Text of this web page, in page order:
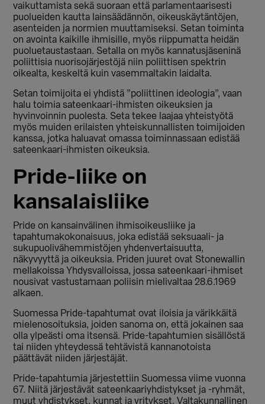
vaikuttamista sekä suoraan että parlamentaarisesti
puolueiden kautta lainsäädännön, oikeuskäytäntöjen,
asenteiden ja normien muuttamiseksi. Setan toiminta
on avointa kaikille ihmisille, myös riippumatta heidän
puoluetaustastaan. Setalla on myös kannatusjäseninä
poliittisia nuorisojärjestöjä niin poliittisen spektrin
oikealta, keskeltä kuin vasemmaltakin laidalta.
Setan toimijoita ei yhdistä ”poliittinen ideologia”, vaan
halu toimia sateenkaari-ihmisten oikeuksien ja
hyvinvoinnin puolesta. Seta tekee laajaa yhteistyötä
myös muiden erilaisten yhteiskunnallisten toimijoiden
kanssa, jotka haluavat omassa toiminnassaan edistää
sateenkaari-ihmisten oikeuksia.
Pride-liike on
kansalaisliike
Pride on kansainvälinen ihmisoikeusliike ja
tapahtumakokonaisuus, joka edistää seksuaali- ja
sukupuolivähemmistöjen yhdenvertaisuutta,
näkyvyyttä ja oikeuksia. Priden juuret ovat Stonewallin
mellakoissa Yhdysvalloissa, jossa sateenkaari-ihmiset
nousivat vastustamaan poliisin mielivaltaa 28.6.1969
alkaen.
Suomessa Pride-tapahtumat ovat iloisia ja värikkäitä
mielenosoituksia, joiden sanoma on, että jokainen saa
olla ylpeästi oma itsensä. Pride-tapahtumien sisällöstä
tai niiden yhteydessä tehtävistä kannanotoista
päättävät niiden järjestäjät.
Pride-tapahtumia järjestettiin Suomessa viime vuonna
67. Niitä järjestävät sateenkaariyhdistykset ja -ryhmät,
muut yhdistykset, kunnat ja yritykset. Valtakunnallinen